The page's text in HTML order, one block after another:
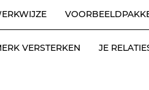
VERSTERKEN JE